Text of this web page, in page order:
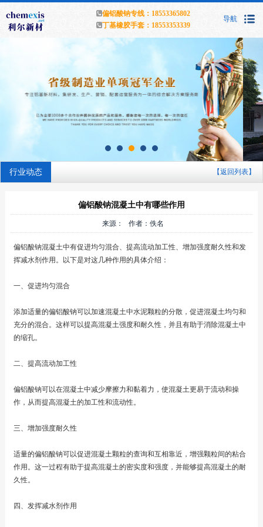
导航
偏铝酸钠专线：18553365802
丁基橡胶手套：18553353339
行业动态 【返回列表】
偏铝酸钠混凝土中有哪些作用
来源： 作者：佚名
偏铝酸钠混凝土中有促进均匀混合、提高流动加工性、增加强度耐久性和发
挥减水剂作用。以下是对这几种作用的具体介绍：
一、促进均匀混合
添加适量的偏铝酸钠可以加速混凝土中水泥颗粒的分散，促进混凝土均匀和
充分的混合。这样可以提高混凝土强度和耐久性，并且有助于消除混凝土中
的缩孔。
二、提高流动加工性
偏铝酸钠可以在混凝土中减少摩擦力和黏着力，使混凝土更易于流动和操
作，从而提高混凝土的加工性和流动性。
三、增加强度耐久性
适量的偏铝酸钠可以促进混凝土颗粒的查询和互相靠近，增强颗粒间的粘合
作用。这一过程有助于提高混凝土的密实度和强度，并能够提高混凝土的耐
久性。
四、发挥减水剂作用